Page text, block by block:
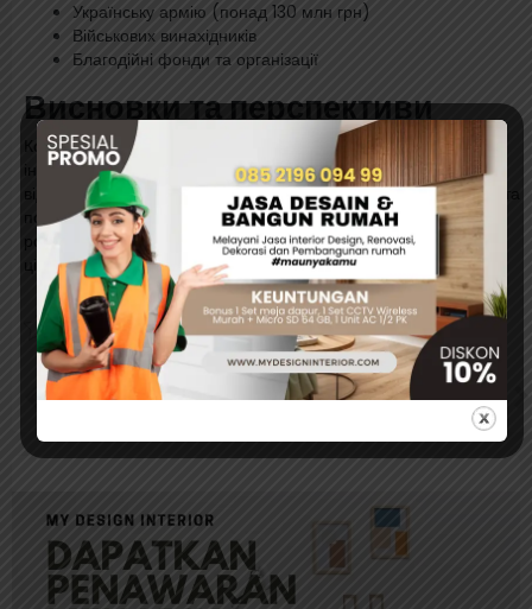
Українську армію (понад 130 млн грн)
Військових винахідників
Благодійні фонди та організації
Висновки та перспективи
Космолот ua продовжує встановлювати високі стандарти в
індустрії, поєднуючи успішний бізнес із соціальною
відповідальністю. Плани щодо виходу на міжнародний ринок та
подальші інвестиції свідчать про серйозні наміри компанії
розвивати не лише власний бізнес, але й економіку України в
цілому.
Rate this post
PREVIOUS
Космолот Лицензия: первые в легальном игорном бизнесе Украины